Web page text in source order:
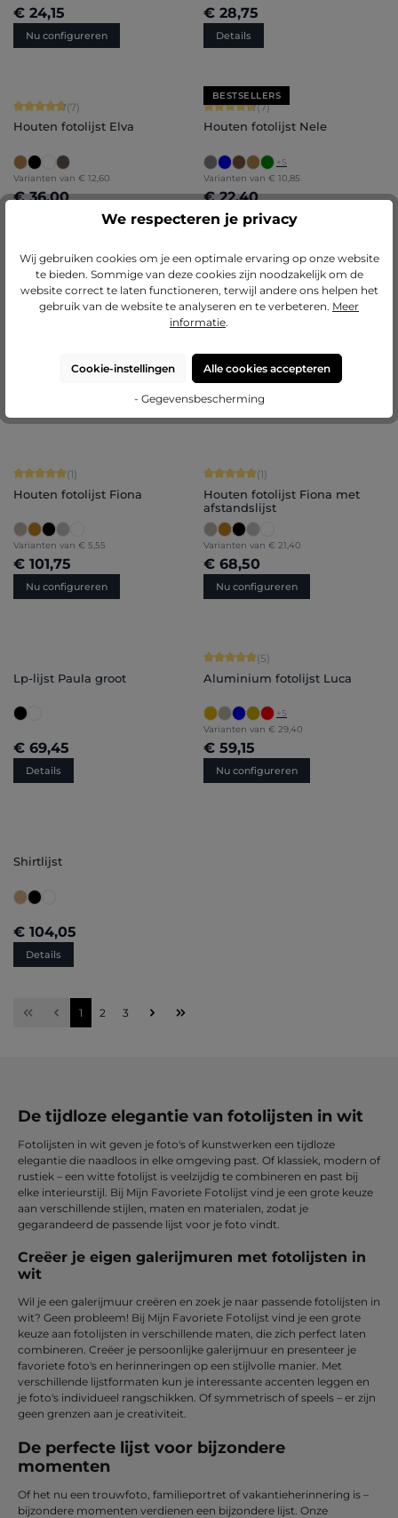
€ 24,15
Nu configureren
€ 28,75
Details
Gemiddelde waardering van 4.86 van 5 sterren
(7)
Houten fotolijst Elva
Varianten van € 12,60
€ 36,00
Nu configureren
BESTSELLERS
Gemiddelde waardering van 4.71
(7)
Houten fotolijst Nele
+5
Varianten van € 10,85
€ 22,40
Nu configureren
Gemiddelde waardering van 5 van 5 sterren
(5)
Houten fotolijst Paula
€ 11,55
Gemiddelde waardering van 4.75
(4)
Ovale fotolijst Heidi
Varianten van
€ 46,10
Details
Gemiddelde waardering van 5 van 5 sterren
(1)
Houten fotolijst Fiona
Varianten van € 5,55
€ 101,75
Nu configureren
Gemiddelde waardering van 5 van 5
(1)
Houten fotolijst Fiona met
afstandslijst
Varianten van € 21,40
€ 68,50
Nu configureren
Lp-lijst Paula groot
€ 69,45
Details
Gemiddelde waardering van 5 van 5
(5)
Aluminium fotolijst Luca
+5
Varianten van € 29,40
€ 59,15
Nu configureren
Shirtlijst
€ 104,05
Details
Pagina
1 Pagina
2 Pagina
3
De tijdloze elegantie van fotolijsten in wit
Fotolijsten in wit geven je foto's of kunstwerken een tijdloze
elegantie die naadloos in elke omgeving past. Of klassiek, modern of
rustiek – een witte fotolijst is veelzijdig te combineren en past bij
elke interieurstijl. Bij Mijn Favoriete Fotolijst vind je een grote keuze
aan verschillende stijlen, maten en materialen, zodat je
gegarandeerd de passende lijst voor je foto vindt.
Creëer je eigen galerijmuren met fotolijsten in
wit
Wil je een galerijmuur creëren en zoek je naar passende fotolijsten in
wit? Geen probleem! Bij Mijn Favoriete Fotolijst vind je een grote
keuze aan fotolijsten in verschillende maten, die zich perfect laten
combineren. Creëer je persoonlijke galerijmuur en presenteer je
favoriete foto's en herinneringen op een stijlvolle manier. Met
verschillende lijstformaten kun je interessante accenten leggen en
je foto's individueel rangschikken. Of symmetrisch of speels – er zijn
geen grenzen aan je creativiteit.
De perfecte lijst voor bijzondere
momenten
Of het nu een trouwfoto, familieportret of vakantieherinnering is –
bijzondere momenten verdienen een bijzondere lijst. Onze
We respecteren je privacy
Wij gebruiken cookies om je een optimale ervaring op onze website
te bieden. Sommige van deze cookies zijn noodzakelijk om de
website correct te laten functioneren, terwijl andere ons helpen het
gebruik van de website te analyseren en te verbeteren. Meer
informatie.
Cookie-instellingen Alle cookies accepteren
- Gegevensbescherming